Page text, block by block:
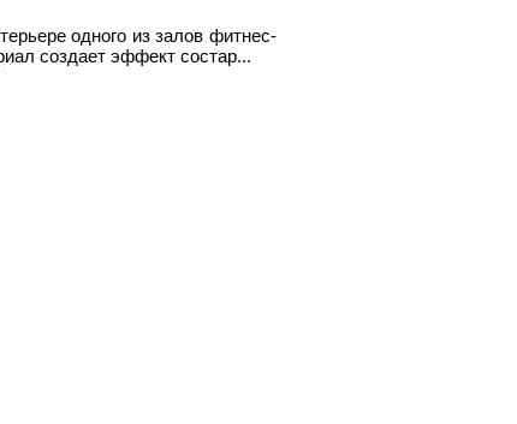
одного из залов фитнес-
создает эффект состар...